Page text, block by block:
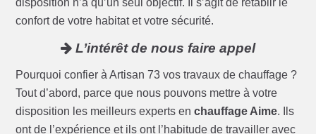
disposition n’a qu’un seul objectif. Il s’agit de rétablir le
confort de votre habitat et votre sécurité.
L’intérêt de nous faire appel
Pourquoi confier à Artisan 73 vos travaux de chauffage ?
Tout d’abord, parce que nous pouvons mettre à votre
disposition les meilleurs experts enchauffage Aime. Ils
ont de l’expérience et ils ont l’habitude de travailler avec